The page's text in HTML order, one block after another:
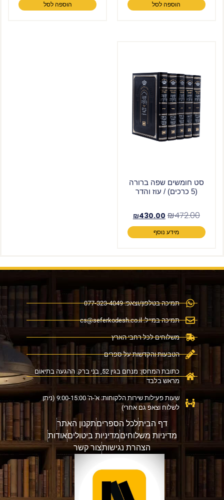
הוספה לסל הוספה לסל
סט חומשים שפה ברורה
(5 כרכים) / עוז והדר
₪472.00
₪430.00
מידע נוסף
דף הביתלכל הספריםתקנון האתר
מדיניות משלוחיםמדיניות ביטוליםאודות
הצהרת נגישותצור קשר
תמיכה בטלפון/וצאפ: 077-323-4049
תמיכה במייל:cs@seferkodesh.co.il
משלוחים לכל רחבי הארץ
הטבעות והקדשות על ספרים
כתובת המחסן: מנחם בגין 52, בני ברק. ההגעה בתיאום
מראש בלבד
שעות פעילות שירות הלקוחות: א'-ה' 9:00-15:00 (ניתן
לשלוח וצאפ גם אחרי)